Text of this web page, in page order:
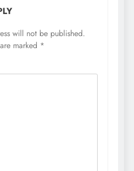
will not be published.
marked *